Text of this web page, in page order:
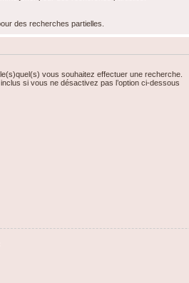
des recherches partielles.
vous souhaitez effectuer une recherche.
si vous ne désactivez pas l’option ci-dessous